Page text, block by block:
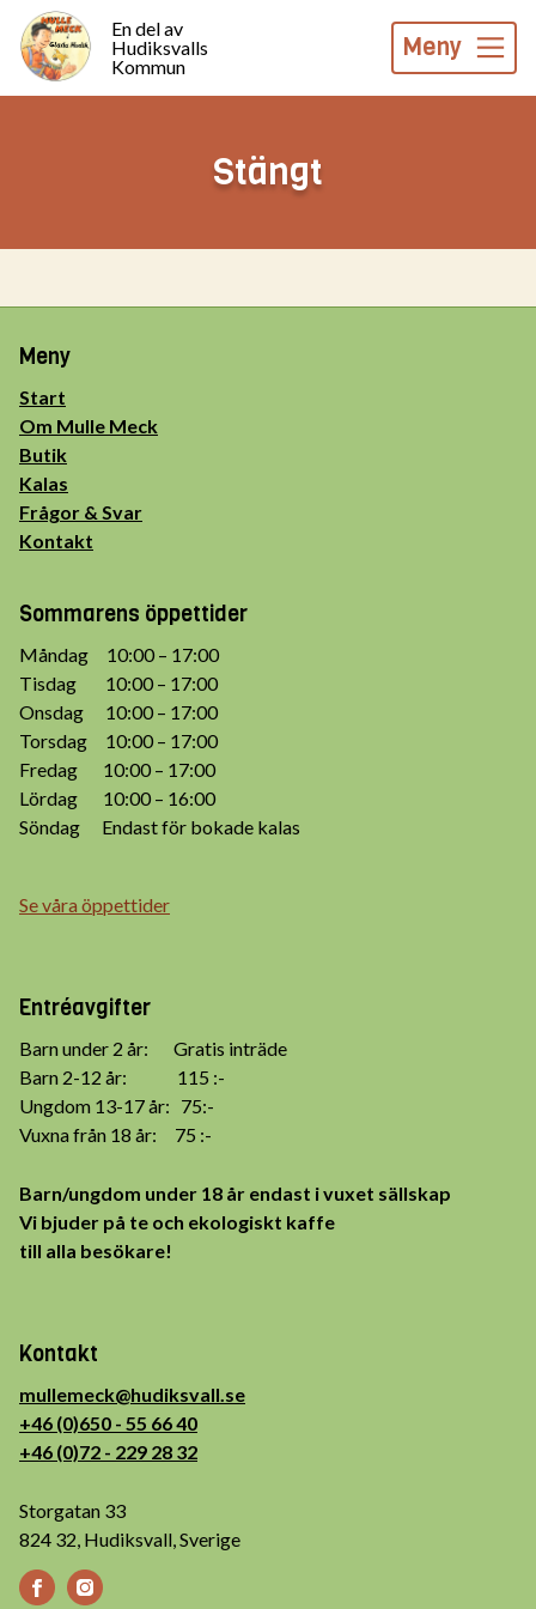
En del av
Hudiksvalls
Kommun
Meny
Stängt
Meny
Start
Om Mulle Meck
Butik
Kalas
Frågor & Svar
Kontakt
Sommarens öppettider
Måndag 10:00 – 17:00
Tisdag 10:00 – 17:00
Onsdag 10:00 – 17:00
Torsdag 10:00 – 17:00
Fredag 10:00 – 17:00
Lördag 10:00 – 16:00
Söndag Endast för bokade kalas
Se våra öppettider
Entréavgifter
Barn under 2 år: Gratis inträde
Barn 2-12 år: 115 :-
Ungdom 13-17 år: 75:-
Vuxna från 18 år: 75 :-
Barn/ungdom under 18 år endast i vuxet sällskap
Vi bjuder på te och ekologiskt kaffe
till alla besökare!
Kontakt
mullemeck@hudiksvall.se
+46 (0)650 - 55 66 40
+46 (0)72 - 229 28 32
Storgatan 33
824 32, Hudiksvall, Sverige